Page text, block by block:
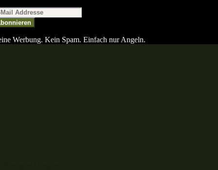
Werbung. Kein Spam. Einfach nur Angeln.